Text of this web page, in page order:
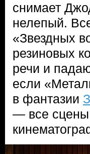
снимает
нелепый.
«Звездных
резиновых
речи и
если
в фантазии
— все сцены